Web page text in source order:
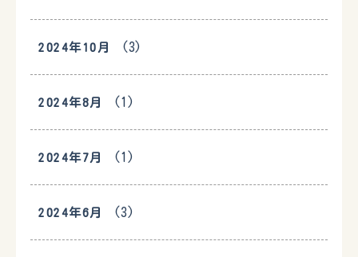
2024年10月 (3)
2024年8月 (1)
2024年7月 (1)
2024年6月 (3)